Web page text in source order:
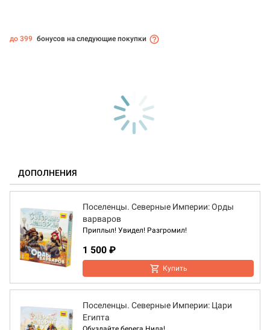
до 399 бонусов на следующие покупки
ДОПОЛНЕНИЯ
Поселенцы. Северные Империи: Орды
варваров
Приплыл! Увидел! Разгромил!
1 500 ₽
Купить
Поселенцы. Северные Империи: Цари
Египта